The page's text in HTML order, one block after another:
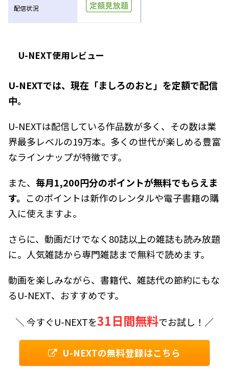
配信状況
U-NEXT使用レビュー
U-NEXTでは、現在「ましろのおと」を定額で配信
中。
U-NEXTは配信している作品数が多く、その数は業
界最多レベルの19万本。多くの世代が楽しめる豊富
なラインナップが特徴です。
また、 毎月1,200円分のポイントが無料でもらえま
す。 このポイントは新作のレンタルや電子書籍の購
入に使えますよ。
さらに、動画だけでなく80誌以上の雑誌も読み放題
に。人気雑誌から専門雑誌まで無料で読めます。
動画を楽しみながら、書籍代、雑誌代の節約にもな
るU-NEXT、おすすめです。
＼ 今すぐU-NEXTを31日間無料でお試し！／
U-NEXTの無料登録はこちら